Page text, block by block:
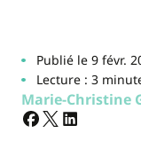
Publié le 9 févr.
Lecture : 3
Marie-Christine